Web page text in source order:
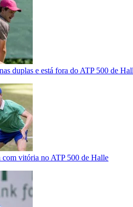
duplas e está fora do ATP 500 de
com vitória no ATP 500 de Halle